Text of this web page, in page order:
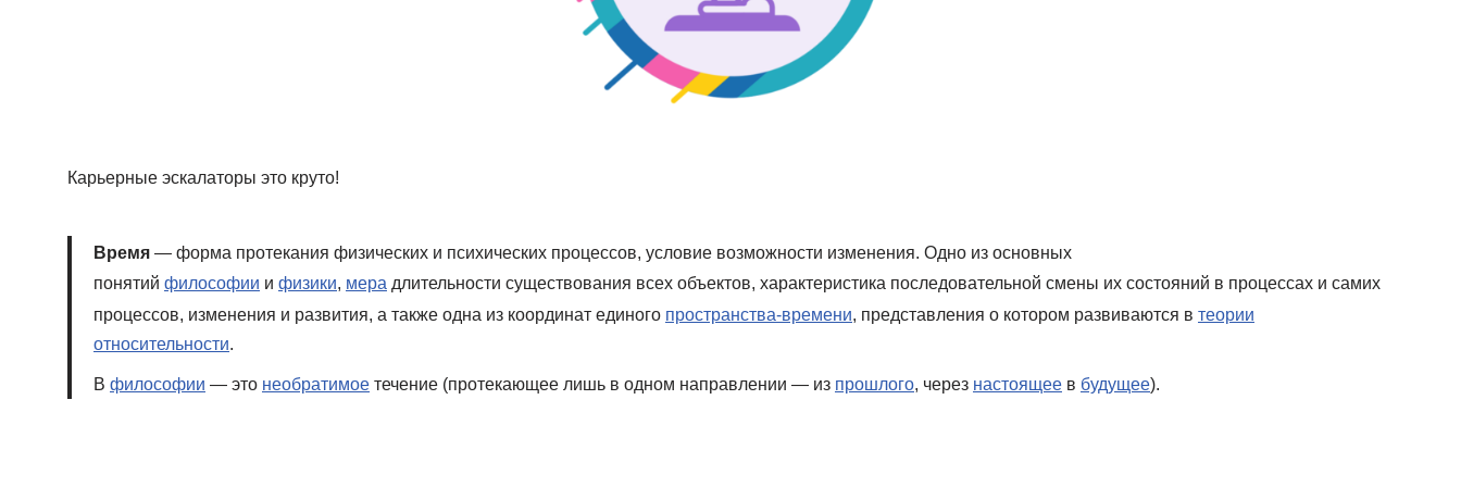
Карьерные эскалаторы это круто!
Время — форма протекания физических и психических процессов, условие возможности изменения. Одно из основных
понятий философии и физики, мера длительности существования всех объектов, характеристика последовательной смены их состояний в процессах и самих
процессов, изменения и развития, а также одна из координат единого пространства-времени, представления о котором развиваются в теории
относительности.
В философии — это необратимое течение (протекающее лишь в одном направлении — из прошлого, через настоящее в будущее).